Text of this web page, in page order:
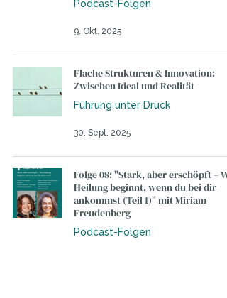
Podcast-Folgen
9. Okt. 2025
Flache Strukturen & Innovation:
Zwischen Ideal und Realität
Führung unter Druck
30. Sept. 2025
Folge 08: "Stark, aber erschöpft –
Heilung beginnt, wenn du bei dir
ankommst (Teil 1)" mit Miriam
Freudenberg
Podcast-Folgen